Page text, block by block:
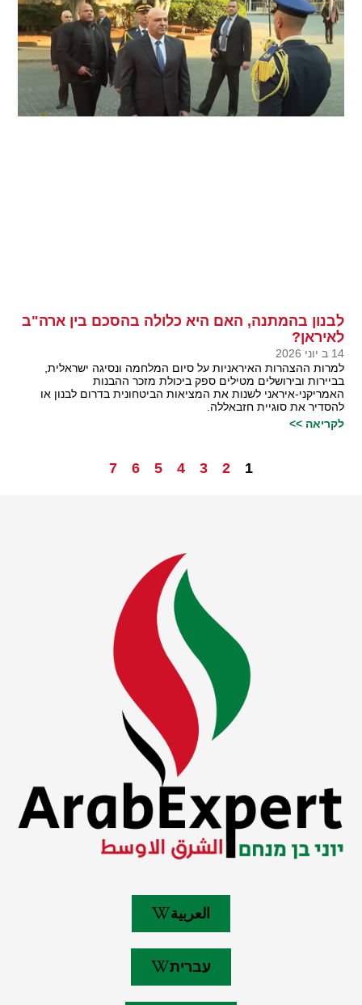
לבנון בהמתנה, האם היא כלולה בהסכם בין ארה"ב
לאיראן?
14 ב יוני 2026
למרות ההצהרות האיראניות על סיום המלחמה ונסיגה ישראלית,
בביירות ובירושלים מטילים ספק ביכולת מזכר ההבנות
האמריקני-איראני לשנות את המציאות הביטחונית בדרום לבנון או
להסדיר את סוגיית חזבאללה.
לקריאה >>
1
2
3
4
5
6
7
العربية
עברית